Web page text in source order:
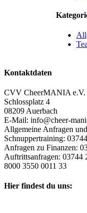
Kontaktdaten
CVV CheerMANIA e.V.
Schlossplatz 4
08209 Auerbach
E-Mail: info@cheer-
Allgemeine Anfragen und
Schnuppertraining:
Anfragen zu Finanzen:
Auftrittsanfragen: 03744
8000 3550 0011 33
Hier findest du uns: